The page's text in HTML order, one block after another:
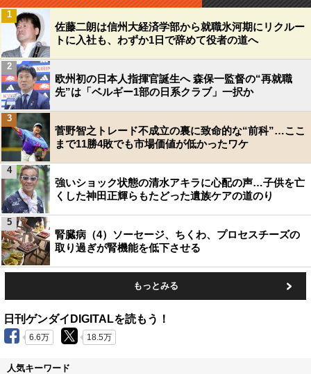
佐藤二朗は信州大経済学部から就職氷河期にリクルー
トに入社も、わずか1日で辞めて役者の道へ
1
欧州初の日本人指揮官誕生へ 森保一監督の“再就職
先”は「ベルギー1部の日系クラブ」一択か
2
菅野智之トレード不成立の裏に致命的な“前科”…ここ
まで11勝4敗でも市場価値が低かったワケ
3
強いショック状態の清水アキラに心配の声…子供を亡
くした神田正輝らもたどった遺族ケアの道のり
4
腎臓病（4）ソーセージ、ちくわ、プロセスチーズの
取り過ぎが腎機能を低下させる
5
もっとみる
日刊ゲンダイDIGITALを読もう！
6.6万 18.5万
人気キーワード